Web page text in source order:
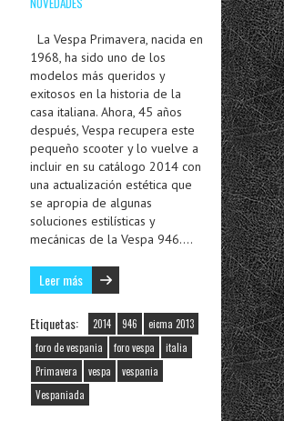
La Vespa Primavera, nacida en
1968, ha sido uno de los
modelos más queridos y
exitosos en la historia de la
casa italiana. Ahora, 45 años
después, Vespa recupera este
pequeño scooter y lo vuelve a
incluir en su catálogo 2014 con
una actualización estética que
se apropia de algunas
soluciones estilísticas y
mecánicas de la Vespa 946….
Leer más
Etiquetas: 2014 946
eicma 2013
foro de vespania
foro vespa
italia
Primavera
vespa
vespania
Vespaniada